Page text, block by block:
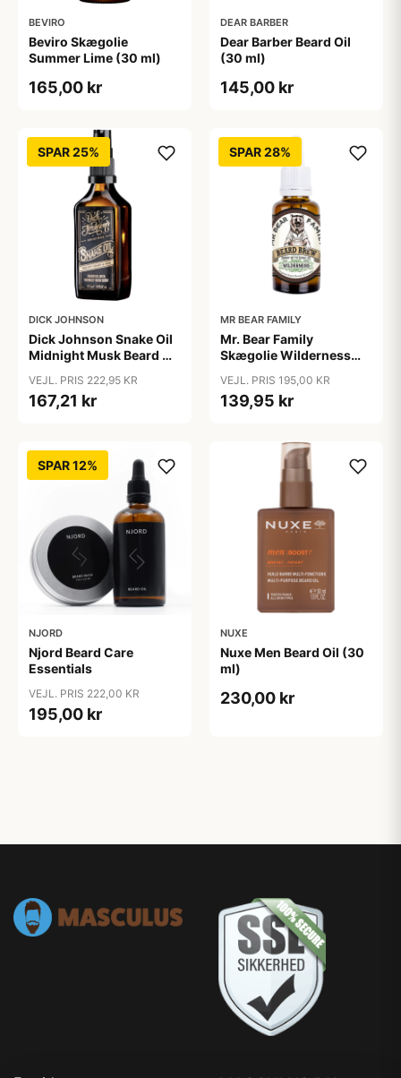
BEVIRO
Beviro Skægolie
Summer Lime (30 ml)
165,00 kr
DEAR BARBER
Dear Barber Beard Oil
(30 ml)
145,00 kr
SPAR 25%
DICK JOHNSON
Dick Johnson Snake Oil
Midnight Musk Beard Oil
VEJL. PRIS 222,95 KR
167,21 kr
SPAR 28%
MR BEAR FAMILY
Mr. Bear Family
Skægolie Wilderness
VEJL. PRIS 195,00 KR
139,95 kr
SPAR 12%
NJORD
Njord Beard Care
Essentials
VEJL. PRIS 222,00 KR
195,00 kr
NUXE
Nuxe Men Beard Oil (30
ml)
230,00 kr